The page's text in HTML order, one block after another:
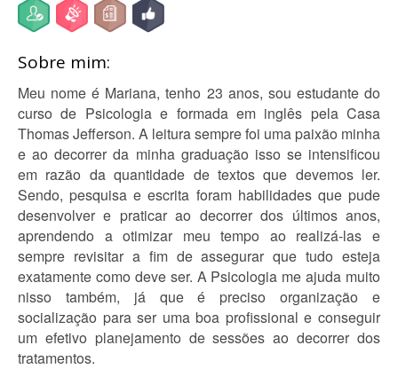
Sobre mim:
Meu nome é Mariana, tenho 23 anos, sou estudante do
curso de Psicologia e formada em inglês pela Casa
Thomas Jefferson. A leitura sempre foi uma paixão minha
e ao decorrer da minha graduação isso se intensificou
em razão da quantidade de textos que devemos ler.
Sendo, pesquisa e escrita foram habilidades que pude
desenvolver e praticar ao decorrer dos últimos anos,
aprendendo a otimizar meu tempo ao realizá-las e
sempre revisitar a fim de assegurar que tudo esteja
exatamente como deve ser. A Psicologia me ajuda muito
nisso também, já que é preciso organização e
socialização para ser uma boa profissional e conseguir
um efetivo planejamento de sessões ao decorrer dos
tratamentos.